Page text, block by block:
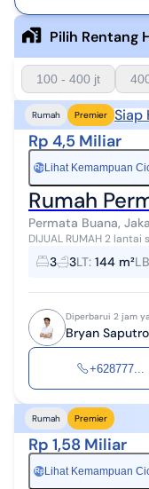
Pilih Rentang
100 - 400 jt
Rumah Premier Siap
Rp 4,5 Miliar
Rp Lihat Kemampuan
Rumah
Permata Buana,
DIJUAL RUMAH 2 lantai siap
Taman Permata Buana Jakarta Barat LT 144
lantai) FUR...
3 3LT: 144 m²LB
Diperbarui 2 jam
Bryan Saputro
+628777...
Rumah Premier
Rp 1,58 Miliar
Rp Lihat Kemampuan